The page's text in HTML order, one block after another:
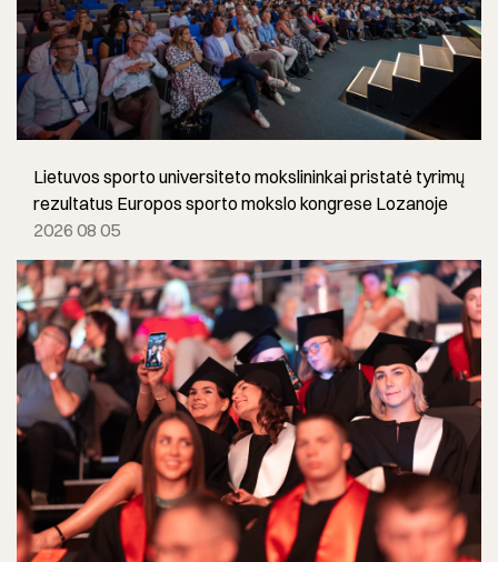
Lietuvos sporto universiteto mokslininkai pristatė tyrimų
rezultatus Europos sporto mokslo kongrese Lozanoje
2026 08 05